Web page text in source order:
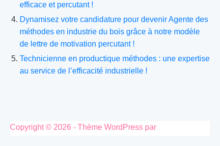
efficace et percutant !
Dynamisez votre candidature pour devenir Agente des
méthodes en industrie du bois grâce à notre modèle
de lettre de motivation percutant !
Technicienne en productique méthodes : une expertise
au service de l’efficacité industrielle !
Copyright © 2026 - Thème WordPress par